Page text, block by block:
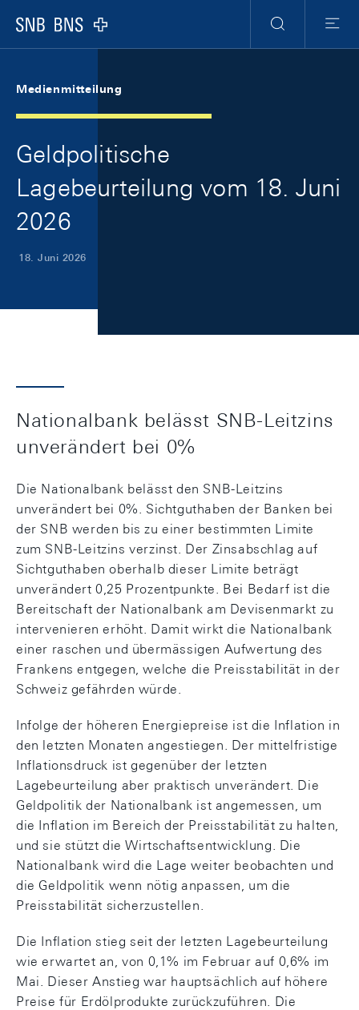
Logo
Suche
Menu
Medienmitteilung
Geldpolitische
Lagebeurteilung vom 18. Juni
2026
18. Juni 2026
Nationalbank belässt SNB-Leitzins
unverändert bei 0%
Die Nationalbank belässt den SNB-Leitzins
unverändert bei 0%. Sichtguthaben der Banken bei
der SNB werden bis zu einer bestimmten Limite
zum SNB-Leitzins verzinst. Der Zinsabschlag auf
Sichtguthaben oberhalb dieser Limite beträgt
unverändert 0,25 Prozentpunkte. Bei Bedarf ist die
Bereitschaft der Nationalbank am Devisenmarkt zu
intervenieren erhöht. Damit wirkt die Nationalbank
einer raschen und übermässigen Aufwertung des
Frankens entgegen, welche die Preisstabilität in der
Schweiz gefährden würde.
Infolge der höheren Energiepreise ist die Inflation in
den letzten Monaten angestiegen. Der mittelfristige
Inflationsdruck ist gegenüber der letzten
Lagebeurteilung aber praktisch unverändert. Die
Geldpolitik der Nationalbank ist angemessen, um
die Inflation im Bereich der Preisstabilität zu halten,
und sie stützt die Wirtschaftsentwicklung. Die
Nationalbank wird die Lage weiter beobachten und
die Geldpolitik wenn nötig anpassen, um die
Preisstabilität sicherzustellen.
Die Inflation stieg seit der letzten Lagebeurteilung
wie erwartet an, von 0,1% im Februar auf 0,6% im
Mai. Dieser Anstieg war hauptsächlich auf höhere
Preise für Erdölprodukte zurückzuführen. Die